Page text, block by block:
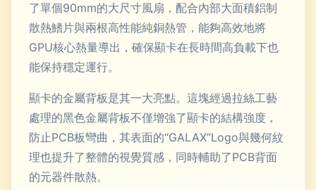
了單個90mm的大尺寸風扇，配合內部大面積鋁制
散熱鰭片與兩根高性能純銅熱管，能夠高效地將
GPU核心熱量導出，確保顯卡在長時間高負載下也
能保持穩定運行。
顯卡的金屬背板是其一大亮點。這塊經過拉絲工藝
處理的黑色金屬背板不僅增強了顯卡的結構強度，
防止PCB板彎曲，其表面的“GALAX”Logo與幾何紋
理也提升了整體的視覺質感，同時輔助了PCB背面
的元器件散熱。